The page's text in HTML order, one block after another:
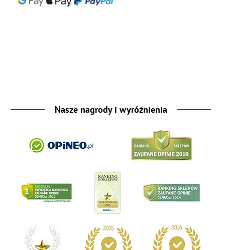
Nasze nagrody i wyróżnienia